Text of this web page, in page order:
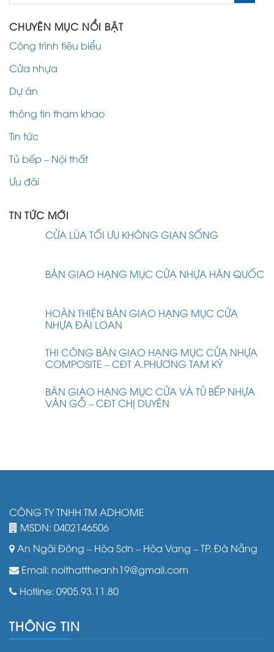
CHUYÊN MỤC NỔI BẬT
Công trình tiêu biểu
Cửa nhựa
Dự án
thông tin tham khao
Tin tức
Tủ bếp – Nội thất
Ưu đãi
TN TỨC MỚI
CỬA LÙA TỐI ƯU KHÔNG GIAN SỐNG
BÀN GIAO HẠNG MỤC CỬA NHỰA HÀN QUỐC
HOÀN THIỆN BÀN GIAO HẠNG MỤC CỬA
NHỰA ĐÀI LOAN
THI CÔNG BÀN GIAO HẠNG MỤC CỬA NHỰA
COMPOSITE – CĐT A.PHƯƠNG TAM KỲ
BÀN GIAO HẠNG MỤC CỬA VÀ TỦ BẾP NHỰA
VÂN GỖ – CĐT CHỊ DUYÊN
CÔNG TY TNHH TM ADHOME
MSDN: 0402146506
An Ngãi Đông – Hòa Sơn – Hòa Vang – TP. Đà Nẵng
Email: noithattheanh19@gmail.com
Hotline: 0905.93.11.80
THÔNG TIN